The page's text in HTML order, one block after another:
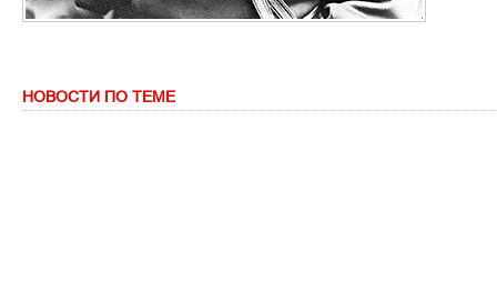
НОВОСТИ ПО ТЕМЕ